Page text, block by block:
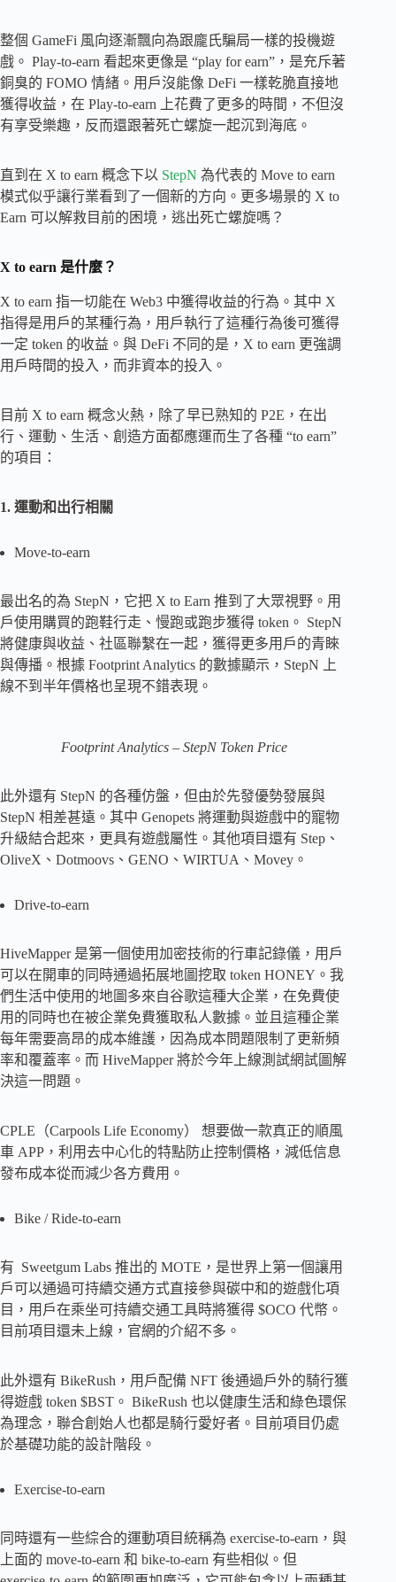
整個 GameFi 風向逐漸飄向為跟龐氏騙局一樣的投機遊
戲。 Play-to-earn 看起來更像是 “play for earn”，是充斥著
銅臭的 FOMO 情緒。用戶沒能像 DeFi 一樣乾脆直接地
獲得收益，在 Play-to-earn 上花費了更多的時間，不但沒
有享受樂趣，反而還跟著死亡螺旋一起沉到海底。
直到在 X to earn 概念下以 StepN 為代表的 Move to earn
模式似乎讓行業看到了一個新的方向。更多場景的 X to
Earn 可以解救目前的困境，逃出死亡螺旋嗎？
X to earn 是什麼？
X to earn 指一切能在 Web3 中獲得收益的行為。其中 X
指得是用戶的某種行為，用戶執行了這種行為後可獲得
一定 token 的收益。與 DeFi 不同的是，X to earn 更強調
用戶時間的投入，而非資本的投入。
目前 X to earn 概念火熱，除了早已熟知的 P2E，在出
行、運動、生活、創造方面都應運而生了各種 “to earn”
的項目：
1. 運動和出行相關
Move-to-earn
最出名的為 StepN，它把 X to Earn 推到了大眾視野。用
戶使用購買的跑鞋行走、慢跑或跑步獲得 token。 StepN
將健康與收益、社區聯繫在一起，獲得更多用戶的青睞
與傳播。根據 Footprint Analytics 的數據顯示，StepN 上
線不到半年價格也呈現不錯表現。
Footprint Analytics – StepN Token Price
此外還有 StepN 的各種仿盤，但由於先發優勢發展與
StepN 相差甚遠。其中 Genopets 將運動與遊戲中的寵物
升級結合起來，更具有遊戲屬性。其他項目還有 Step、
OliveX、Dotmoovs、GENO、WIRTUA、Movey。
Drive-to-earn
HiveMapper 是第一個使用加密技術的行車記錄儀，用戶
可以在開車的同時通過拓展地圖挖取 token HONEY。我
們生活中使用的地圖多來自谷歌這種大企業，在免費使
用的同時也在被企業免費獲取私人數據。並且這種企業
每年需要高昂的成本維護，因為成本問題限制了更新頻
率和覆蓋率。而 HiveMapper 將於今年上線測試網試圖解
決這一問題。
CPLE（Carpools Life Economy） 想要做一款真正的順風
車 APP，利用去中心化的特點防止控制價格，減低信息
發布成本從而減少各方費用。
Bike / Ride-to-earn
有 Sweetgum Labs 推出的 MOTE，是世界上第一個讓用
戶可以通過可持續交通方式直接參與碳中和的遊戲化項
目，用戶在乘坐可持續交通工具時將獲得 $OCO 代幣。
目前項目還未上線，官網的介紹不多。
此外還有 BikeRush，用戶配備 NFT 後通過戶外的騎行獲
得遊戲 token $BST。 BikeRush 也以健康生活和綠色環保
為理念，聯合創始人也都是騎行愛好者。目前項目仍處
於基礎功能的設計階段。
Exercise-to-earn
同時還有一些綜合的運動項目統稱為 exercise-to-earn，與
上面的 move-to-earn 和 bike-to-earn 有些相似。但